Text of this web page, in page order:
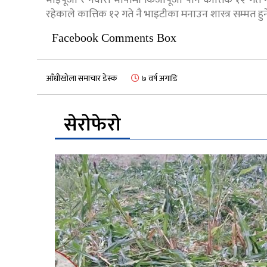
रहेकाले कात्तिक १२ गते नै भाइटीका मनाउन शास्त्र सम्मत
Facebook Comments Box
आँधीखोला समाचार डेस्क ७ वर्ष अगाडि
सेरोफेरो